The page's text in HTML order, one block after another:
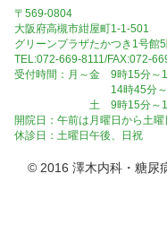
〒569-0804
大阪府高槻市紺屋町1-1-501
グリーンプラザたかつき1号館
TEL:072-669-8111/FAX:072-
受付時間：月～金 9時15分～
14時45分～17
土 9時15分～12
開院日：午前は月曜日から土
休診日：土曜日午後、日祝
© 2016 澤木内科・糖尿